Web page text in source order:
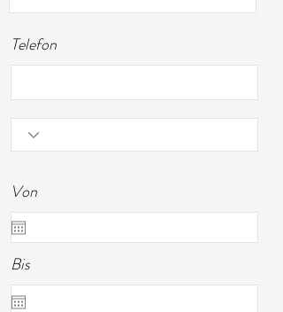
Telefon
Von
Bis